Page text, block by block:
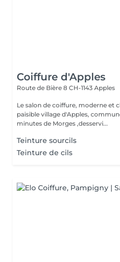
Coiffure d'Apples
Route de Bière 8 CH-1143 Apples
Le salon de coiffure, moderne et
paisible village d'Apples,
minutes de Morges ,desservi...
Teinture sourcils
Teinture de cils